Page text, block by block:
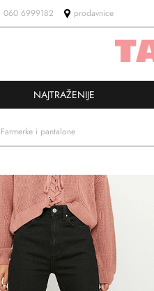
060 6999182 prodavnice
NAJTRAŽENIJE
Farmerke i pantalone